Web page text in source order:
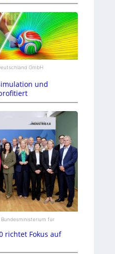
GmbH
und
für
richtet Fokus auf